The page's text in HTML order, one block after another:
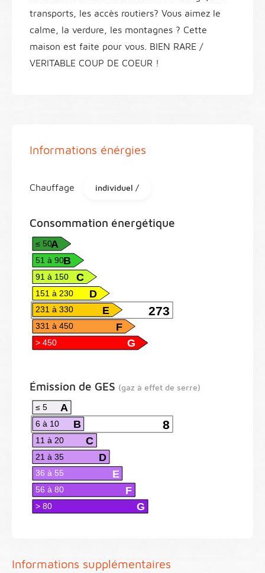
transports, les accès routiers? Vous aimez le
calme, la verdure, les montagnes ? Cette
maison est faite pour vous. BIEN RARE /
VERITABLE COUP DE COEUR !
Informations énérgies
Chauffage individuel /
Consommation énergétique
A
≤ 50
B
51 à 90
C
91 à 150
D
151 à 230
273
E
231 à 330
F
331 à 450
G
> 450
Émission de GES (gaz à effet de serre)
A
≤ 5
8
B
6 à 10
C
11 à 20
D
21 à 35
E
36 à 55
F
56 à 80
G
> 80
Informations supplémentaires